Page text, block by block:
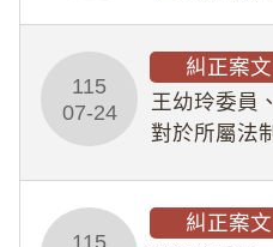
幣1,483萬
贈；復罔顧
於停工期間
115
07-24
糾正案文
王幼玲委員
對於所屬法
人員保障法
115
糾正案文